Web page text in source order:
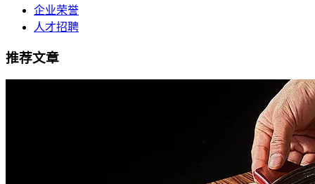
企业荣誉
人才招聘
推荐文章